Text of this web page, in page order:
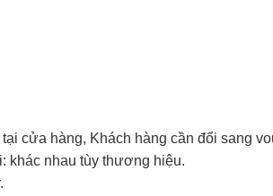
cửa hàng, Khách hàng cần đổi sang
khác nhau tùy thương hiệu.